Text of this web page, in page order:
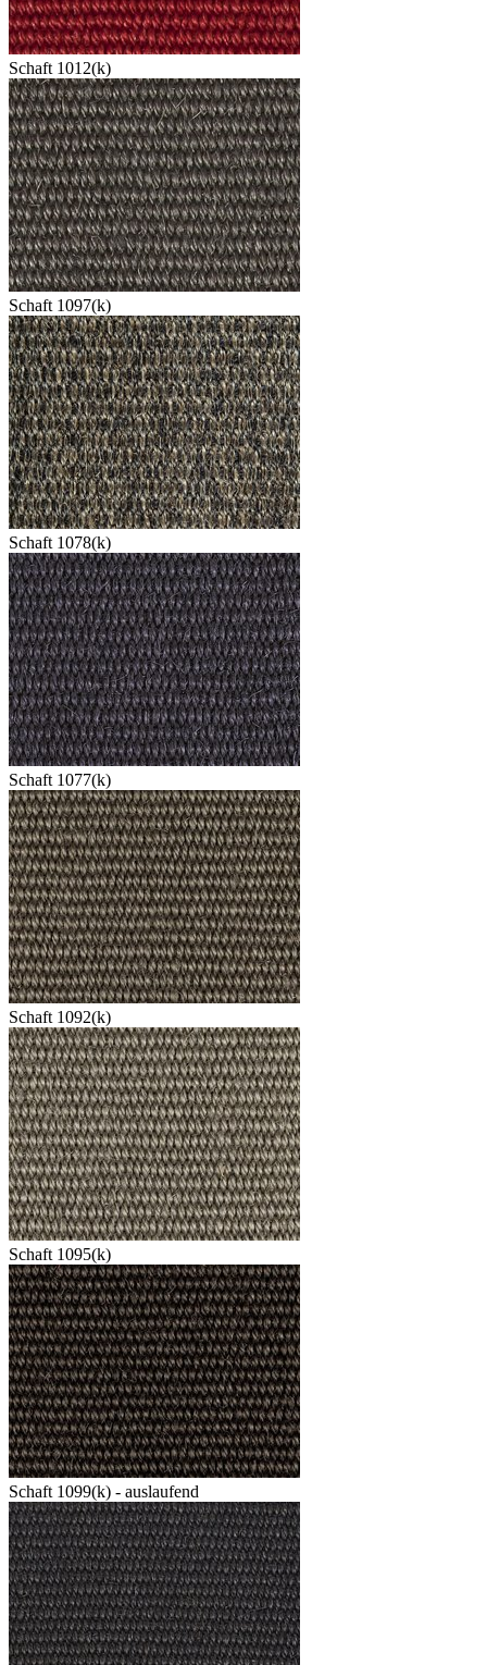
Schaft 1012(k)
Schaft 1097(k)
Schaft 1078(k)
Schaft 1077(k)
Schaft 1092(k)
Schaft 1095(k)
Schaft 1099(k) - auslaufend